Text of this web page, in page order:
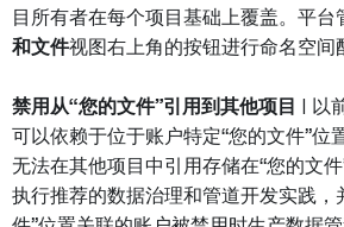
目所有者在每个项目基础上覆盖。平台
和文件视图右上角的按钮进行命名空间
禁用从“您的文件”引用到其他项目
| 以
可以依赖于位于账户特定“您的文件”位
无法在其他项目中引用存储在“您的文
执行推荐的数据治理和管道开发实践，